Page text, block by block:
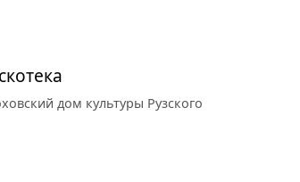
дом культуры Рузского